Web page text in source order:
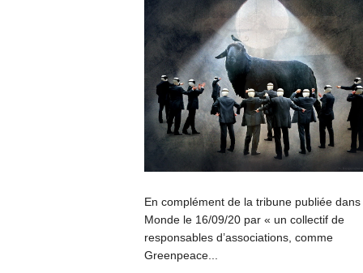
En complément de la tribune publiée dans
Monde le 16/09/20 par « un collectif de
responsables d’associations, comme
Greenpeace...